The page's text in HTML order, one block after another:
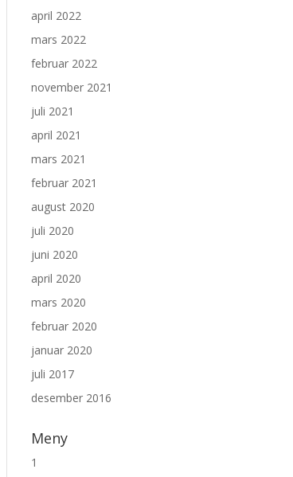
april 2022
mars 2022
februar 2022
november 2021
juli 2021
april 2021
mars 2021
februar 2021
august 2020
juli 2020
juni 2020
april 2020
mars 2020
februar 2020
januar 2020
juli 2017
desember 2016
Meny
1